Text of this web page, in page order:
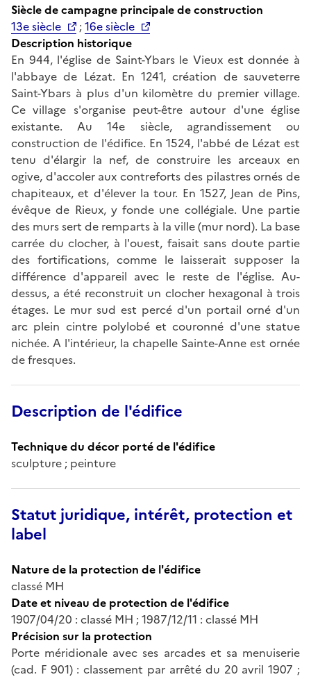
Siècle de campagne principale de construction
13e siècle
;16e siècle
Description historique
En 944, l'église de Saint-Ybars le Vieux est donnée à
l'abbaye de Lézat. En 1241, création de sauveterre
Saint-Ybars à plus d'un kilomètre du premier village.
Ce village s'organise peut-être autour d'une église
existante. Au 14e siècle, agrandissement ou
construction de l'édifice. En 1524, l'abbé de Lézat est
tenu d'élargir la nef, de construire les arceaux en
ogive, d'accoler aux contreforts des pilastres ornés de
chapiteaux, et d'élever la tour. En 1527, Jean de Pins,
évêque de Rieux, y fonde une collégiale. Une partie
des murs sert de remparts à la ville (mur nord). La base
carrée du clocher, à l'ouest, faisait sans doute partie
des fortifications, comme le laisserait supposer la
différence d'appareil avec le reste de l'église. Au-
dessus, a été reconstruit un clocher hexagonal à trois
étages. Le mur sud est percé d'un portail orné d'un
arc plein cintre polylobé et couronné d'une statue
nichée. A l'intérieur, la chapelle Sainte-Anne est ornée
de fresques.
Description de l'édifice
Technique du décor porté de l'édifice
sculpture ; peinture
Statut juridique, intérêt, protection et
label
Nature de la protection de l'édifice
classé MH
Date et niveau de protection de l'édifice
1907/04/20 : classé MH ; 1987/12/11 : classé MH
Précision sur la protection
Porte méridionale avec ses arcades et sa menuiserie
(cad. F 901) : classement par arrêté du 20 avril 1907 ;